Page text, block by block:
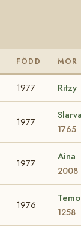
FÖDD MOR
1977 Ritzy
1977
1765
1977
Aina
2008
1976
1258